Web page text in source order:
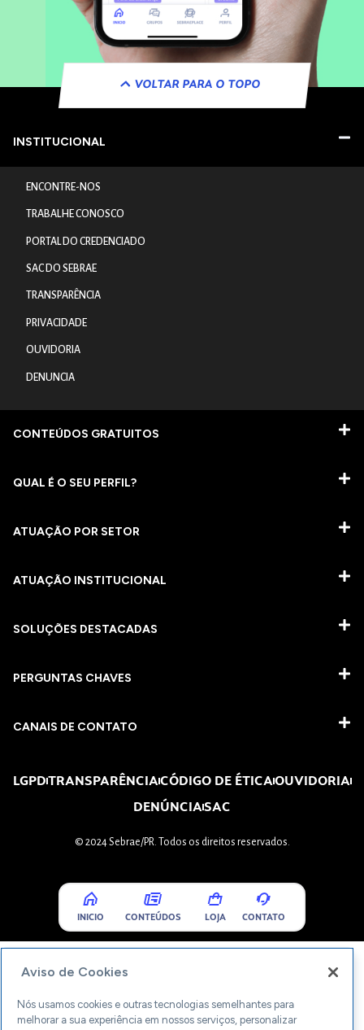
VOLTAR PARA O TOPO
INSTITUCIONAL
ENCONTRE-NOS
TRABALHE CONOSCO
PORTAL DO CREDENCIADO
SAC DO SEBRAE
TRANSPARÊNCIA
PRIVACIDADE
OUVIDORIA
DENUNCIA
CONTEÚDOS GRATUITOS
QUAL É O SEU PERFIL?
ATUAÇÃO POR SETOR
ATUAÇÃO INSTITUCIONAL
SOLUÇÕES DESTACADAS
PERGUNTAS CHAVES​
CANAIS DE CONTATO
LGPDTRANSPARÊNCIACÓDIGO DE ÉTICAOUVIDORIA
DENÚNCIASAC
© 2024 Sebrae/PR. Todos os direitos reservados.
INICIO CONTEÚDOS LOJA CONTATO
Aviso de Cookies
Nós usamos cookies e outras tecnologias semelhantes para
melhorar a sua experiência em nossos serviços, personalizar